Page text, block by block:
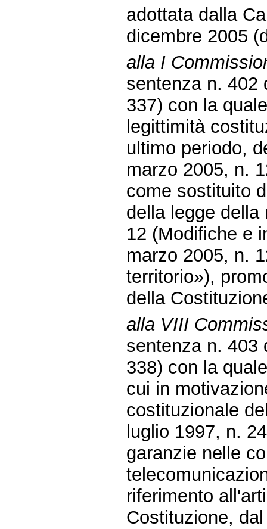
adottata dalla
dicembre 2005
alla I
sentenza n. 402
337) con la
legittimità
ultimo periodo,
marzo 2005, n.
come sostituito
della legge della
12 (Modifiche e
marzo 2005, n.
territorio»),
della
alla VIII
sentenza n. 403
338) con la
cui in
costituzionale
luglio 1997, n.
garanzie nelle
riferimento
Costituzione,